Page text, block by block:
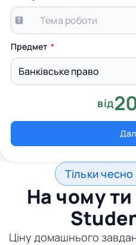
Предмет
від
Тільки
На чому ти
Ціну домашнього